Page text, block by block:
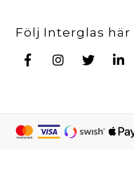
Följ Interglas här